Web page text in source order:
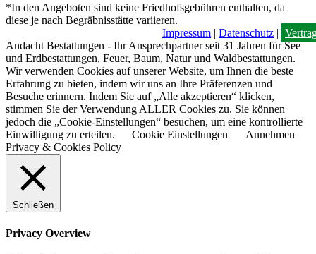
*In den Angeboten sind keine Friedhofsgebühren enthalten, da
diese je nach Begräbnisstätte variieren.
Impressum | Datenschutz |
Andacht Bestattungen - Ihr Ansprechpartner seit 31 Jahren für See
und Erdbestattungen, Feuer, Baum, Natur und Waldbestattungen.
Wir verwenden Cookies auf unserer Website, um Ihnen die beste
Erfahrung zu bieten, indem wir uns an Ihre Präferenzen und
Besuche erinnern. Indem Sie auf „Alle akzeptieren“ klicken,
stimmen Sie der Verwendung ALLER Cookies zu. Sie können
jedoch die „Cookie-Einstellungen“ besuchen, um eine kontrollierte
Einwilligung zu erteilen.
Cookie Einstellungen
Annehmen
Privacy & Cookies Policy
Schließen
Privacy Overview